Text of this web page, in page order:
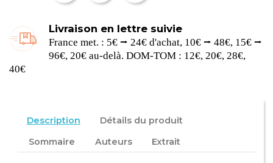
Livraison en lettre suivie
France met. : 5€ ⭢ 24€ d'achat, 10€ ⭢ 48€, 15€ ⭢
96€, 20€ au-delà. DOM-TOM : 12€, 20€, 28€,
40€
Description
Détails du produit
Sommaire
Auteurs Extrait